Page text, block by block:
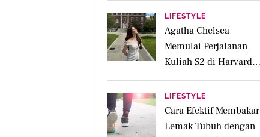
LIFESTYLE
Agatha Chelsea
Memulai Perjalanan
Kuliah S2 di Harvard
University
LIFESTYLE
Cara Efektif Membakar
Lemak Tubuh dengan